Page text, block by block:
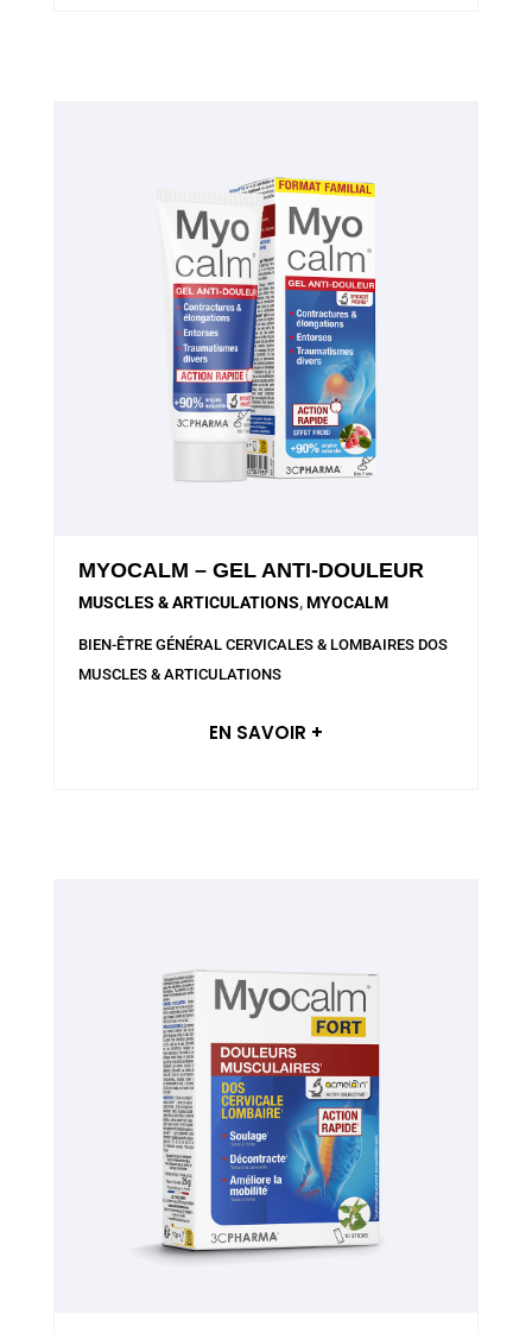
MYOCALM – GEL ANTI-DOULEUR
MUSCLES & ARTICULATIONS,MYOCALM
BIEN-ÊTRE GÉNÉRAL CERVICALES & LOMBAIRES DOS
MUSCLES & ARTICULATIONS
EN SAVOIR +